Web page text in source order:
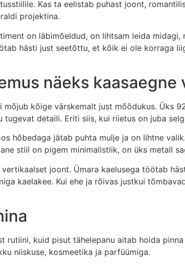
Kas ta eelistab puhast joont,
projektina.
on läbimõeldud, on lihtsam leida midagi,
hästi just seetõttu, et kõik ei ole korraga
näeks kaasaegne
kõige värskemalt just mõõdukus. Üks
detaili. Eriti siis, kui riietus on juba
hõbedaga jätab puhta mulje ja on lihtne
stiil on pigem minimalistlik, on üks metall
joont. Ümara kaelusega töötab
kaelakee. Kui ehe ja rõivas justkui
rutiini, kuid pisut tähelepanu aitab hoida
niiskuse, kosmeetika ja parfüümiga.